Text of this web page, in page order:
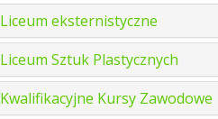
Liceum eksternistyczne
Liceum Sztuk Plastycznych
Kwalifikacyjne Kursy Zawodowe